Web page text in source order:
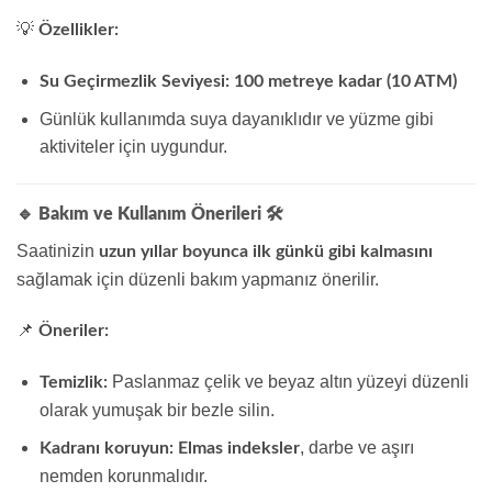
💡 Özellikler:
Su Geçirmezlik Seviyesi: 100 metreye kadar (10 ATM)
Günlük kullanımda suya dayanıklıdır ve yüzme gibi
aktiviteler için uygundur.
🔹 Bakım ve Kullanım Önerileri 🛠️
Saatinizin uzun yıllar boyunca ilk günkü gibi kalmasını
sağlamak için düzenli bakım yapmanız önerilir.
📌 Öneriler:
Temizlik:Paslanmaz çelik ve beyaz altın yüzeyi düzenli
olarak yumuşak bir bezle silin.
Kadranı koruyun: Elmas indeksler, darbe ve aşırı
nemden korunmalıdır.